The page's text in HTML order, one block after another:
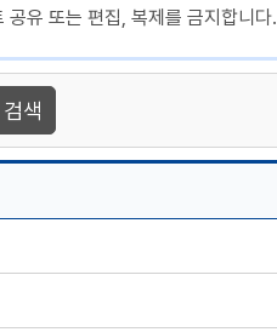
유 또는 편집, 복제를 금지합니다.